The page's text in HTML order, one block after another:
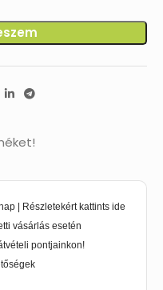
| Részletekért kattints ide
vásárlás esetén
pontjainkon!